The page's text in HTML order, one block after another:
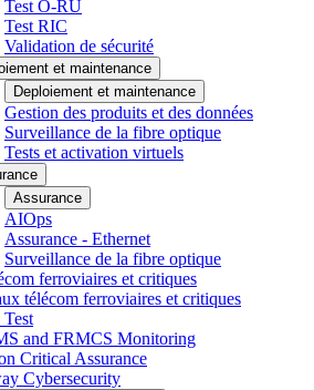
Test O-RU
Test RIC
Validation de sécurité
et maintenance
Deploiement et maintenance
Gestion des produits et des données
Surveillance de la fibre optique
Tests et activation virtuels
Assurance
AIOps
Assurance - Ethernet
Surveillance de la fibre optique
ferroviaires et critiques
télécom ferroviaires et critiques
and FRMCS Monitoring
Critical Assurance
Cybersecurity